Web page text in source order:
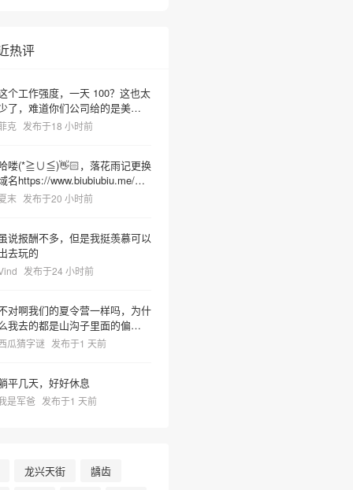
热评
个工作强度，一天 100？这也太
了，难道你们公司给的是美元
？
克 发布于18 小时前
喽(*≧∪≦)👋🏻，落花雨记更换
名https://www.biubiubiu.me/，
烦更新下哦
末 发布于20 小时前
说报酬不多，但是我挺羡慕可以
去玩的
发布于24 小时前
对啊我们的夏令营一样吗，为什
我去的都是山沟子里面的偏僻之
但非常热很容易把人晒死然后又
瓜猜字谜 发布于1 天前
平几天，好好休息
是军爸 发布于1 天前
龙兴天街
龋齿